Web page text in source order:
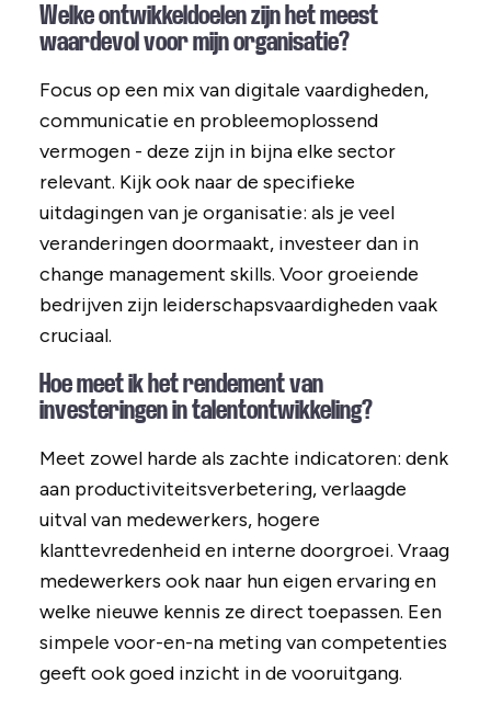
Welke ontwikkeldoelen zijn het meest
waardevol voor mijn organisatie?
Focus op een mix van digitale vaardigheden,
communicatie en probleemoplossend
vermogen - deze zijn in bijna elke sector
relevant. Kijk ook naar de specifieke
uitdagingen van je organisatie: als je veel
veranderingen doormaakt, investeer dan in
change management skills. Voor groeiende
bedrijven zijn leiderschapsvaardigheden vaak
cruciaal.
Hoe meet ik het rendement van
investeringen in talentontwikkeling?
Meet zowel harde als zachte indicatoren: denk
aan productiviteitsverbetering, verlaagde
uitval van medewerkers, hogere
klanttevredenheid en interne doorgroei. Vraag
medewerkers ook naar hun eigen ervaring en
welke nieuwe kennis ze direct toepassen. Een
simpele voor-en-na meting van competenties
geeft ook goed inzicht in de vooruitgang.